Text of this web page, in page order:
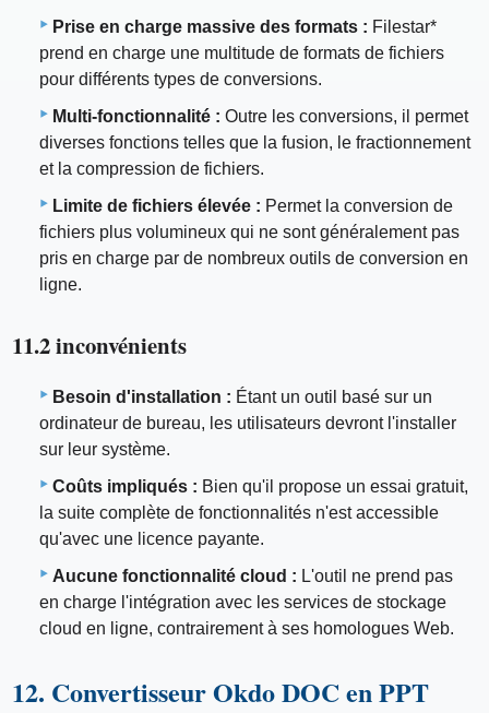
Prise en charge massive des formats : Filestar*
prend en charge une multitude de formats de fichiers
pour différents types de conversions.
Multi-fonctionnalité : Outre les conversions, il permet
diverses fonctions telles que la fusion, le fractionnement
et la compression de fichiers.
Limite de fichiers élevée : Permet la conversion de
fichiers plus volumineux qui ne sont généralement pas
pris en charge par de nombreux outils de conversion en
ligne.
11.2 inconvénients
Besoin d'installation : Étant un outil basé sur un
ordinateur de bureau, les utilisateurs devront l'installer
sur leur système.
Coûts impliqués : Bien qu'il propose un essai gratuit,
la suite complète de fonctionnalités n'est accessible
qu'avec une licence payante.
Aucune fonctionnalité cloud : L'outil ne prend pas
en charge l'intégration avec les services de stockage
cloud en ligne, contrairement à ses homologues Web.
12. Convertisseur Okdo DOC en PPT